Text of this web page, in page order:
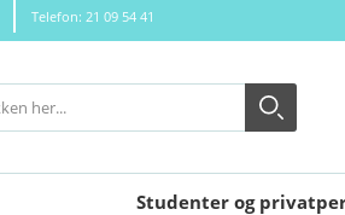
Telefon: 21 09 54 41
Close search
Søk
Studenter og